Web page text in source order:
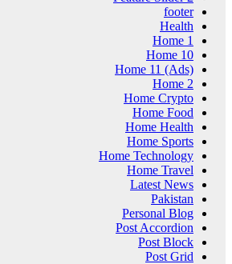
footer
Health
Home 1
Home 10
Home 11 (Ads)
Home 2
Home Crypto
Home Food
Home Health
Home Sports
Home Technology
Home Travel
Latest News
Pakistan
Personal Blog
Post Accordion
Post Block
Post Grid